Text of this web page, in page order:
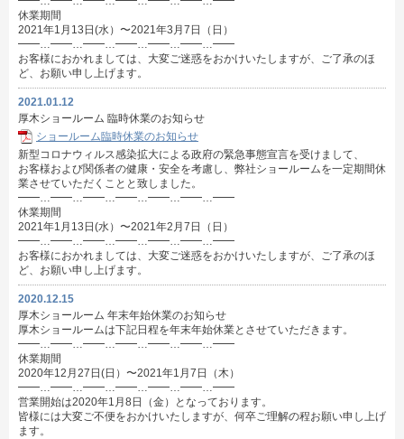
休業期間
2021年1月13日(水）〜2021年3月7日（日）
━━…━━…━━…━━…━━…━━…━━
お客様におかれましては、大変ご迷惑をおかけいたしますが、ご了承のほ
ど、お願い申し上げます。
2021.01.12
厚木ショールーム 臨時休業のお知らせ
ショールーム臨時休業のお知らせ
新型コロナウィルス感染拡大による政府の緊急事態宣言を受けまして、
お客様および関係者の健康・安全を考慮し、弊社ショールームを一定期間休
業させていただくことと致しました。
━━…━━…━━…━━…━━…━━…━━
休業期間
2021年1月13日(水）〜2021年2月7日（日）
━━…━━…━━…━━…━━…━━…━━
お客様におかれましては、大変ご迷惑をおかけいたしますが、ご了承のほ
ど、お願い申し上げます。
2020.12.15
厚木ショールーム 年末年始休業のお知らせ
厚木ショールームは下記日程を年末年始休業とさせていただきます。
━━…━━…━━…━━…━━…━━…━━
休業期間
2020年12月27日(日）〜2021年1月7日（木）
━━…━━…━━…━━…━━…━━…━━
営業開始は2020年1月8日（金）となっております。
皆様には大変ご不便をおかけいたしますが、何卒ご理解の程お願い申し上げ
ます。